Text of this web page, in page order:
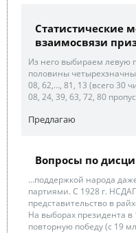
Статистические
взаимосвязи
Из него выбираем левую
половины
08, 62,…, 81, 13 (всего 30
08, 24, 39, 63, 72, 80
Предлагаю
Вопросы по
...поддержкой народа
партиями. С 1928 г.
представительство в
На выборах президента в
повторную победу (с 19